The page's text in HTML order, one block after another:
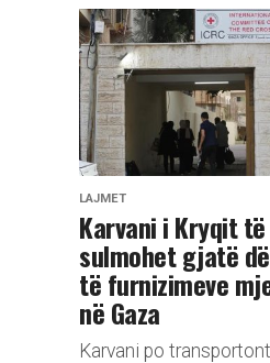
LAJMET
Karvani i Kryqit të
sulmohet gjatë
të furnizimeve
në Gaza
Karvani po